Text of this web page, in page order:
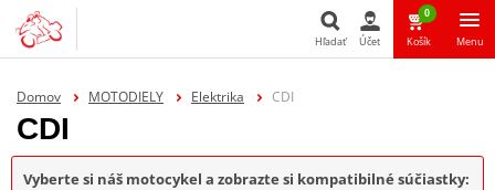
Hľadať Účet
0
Košík Menu
Domov MOTODIELY Elektrika CDI
CDI
Vyberte si náš motocykel a zobrazte si kompatibilné súčiastky: